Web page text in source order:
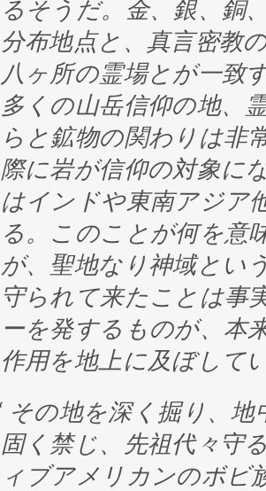
るそうだ。金、銀、銅
分布地点と、真言密教
八ヶ所の霊場とが一致
多くの山岳信仰の地、
らと鉱物の関わりは非
際に岩が信仰の対象に
はインドや東南アジア
る。このことが何を意
が、聖地なり神域とい
守られて来たことは事
ーを発するものが、本
作用を地上に及ぼして
その地を深く掘り、地
固く禁じ、先祖代々守
ィブアメリカンのボビ